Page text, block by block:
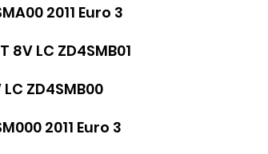
2011 Euro 3
LC ZD4SMB01
ZD4SMB00
2011 Euro 3